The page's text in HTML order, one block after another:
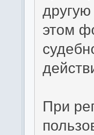
этом
При